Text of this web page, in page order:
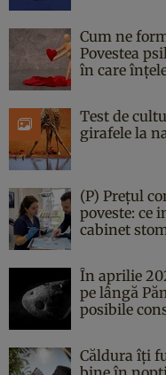
Cum ne
Povestea
în care
Test de
girafele la
(P) Prețul
poveste: ce
cabinet
În aprilie
pe lângă
posibile
Căldura îți